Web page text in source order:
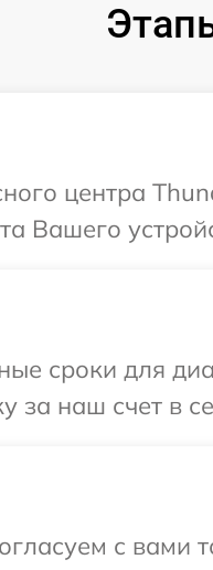
центра
Вашего
сроки для
за наш счет в
с вами